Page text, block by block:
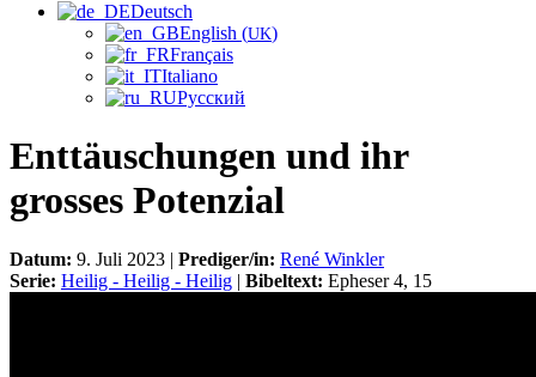
Deutsch
English (UK)
Français
Italiano
Русский
Enttäuschungen und ihr
grosses Potenzial
Datum: 9. Juli 2023 | Prediger/in: René Winkler
Serie: Heilig - Heilig - Heilig | Bibeltext: Epheser 4, 15